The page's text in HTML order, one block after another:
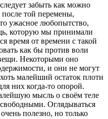
забыть как можно
после той перемены,
ужасное любопытство,
, которую мы принимали
время от времени с такой
как бы против воли
Некоторыми оно
и они не могут
малейший остаток плоти
них когда-то опорой.
мысль о своём теле
Оглядываться
полезно, но только